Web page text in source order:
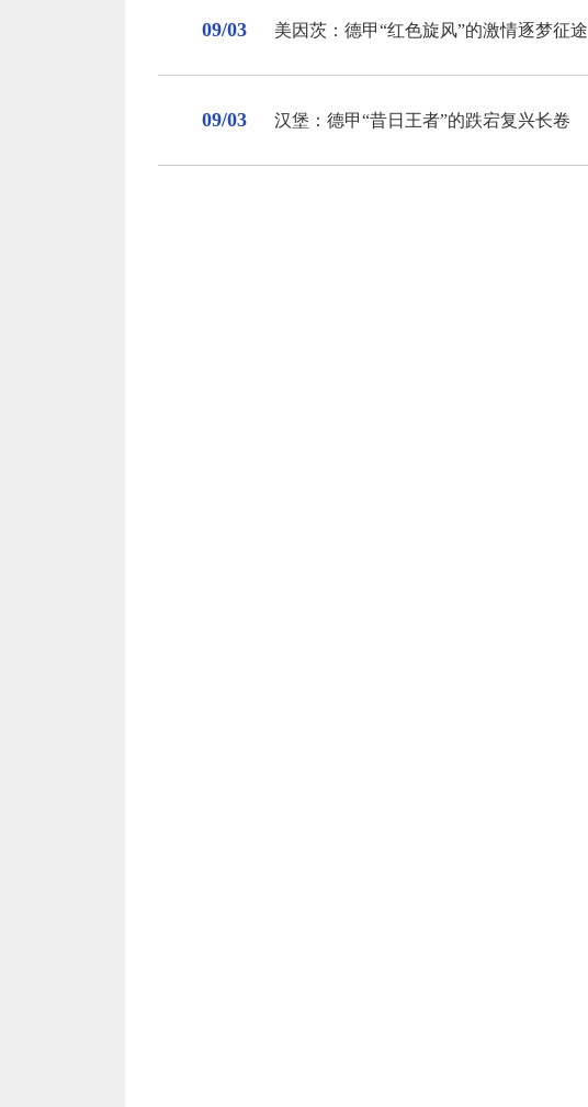
09/03 美因茨：德甲“红色旋风”的激情逐梦征途
09/03 汉堡：德甲“昔日王者”的跌宕复兴长卷